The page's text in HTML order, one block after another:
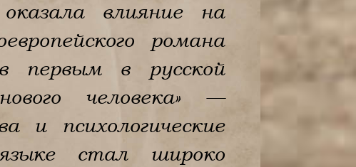
влияние на
романа
первым в русской
человека» —
и психологические
стал широко